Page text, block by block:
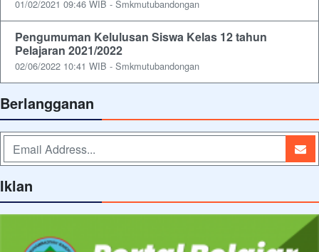
01/02/2021 09:46 WIB - Smkmutubandongan
Pengumuman Kelulusan Siswa Kelas 12 tahun
Pelajaran 2021/2022
02/06/2022 10:41 WIB - Smkmutubandongan
Berlangganan
Iklan